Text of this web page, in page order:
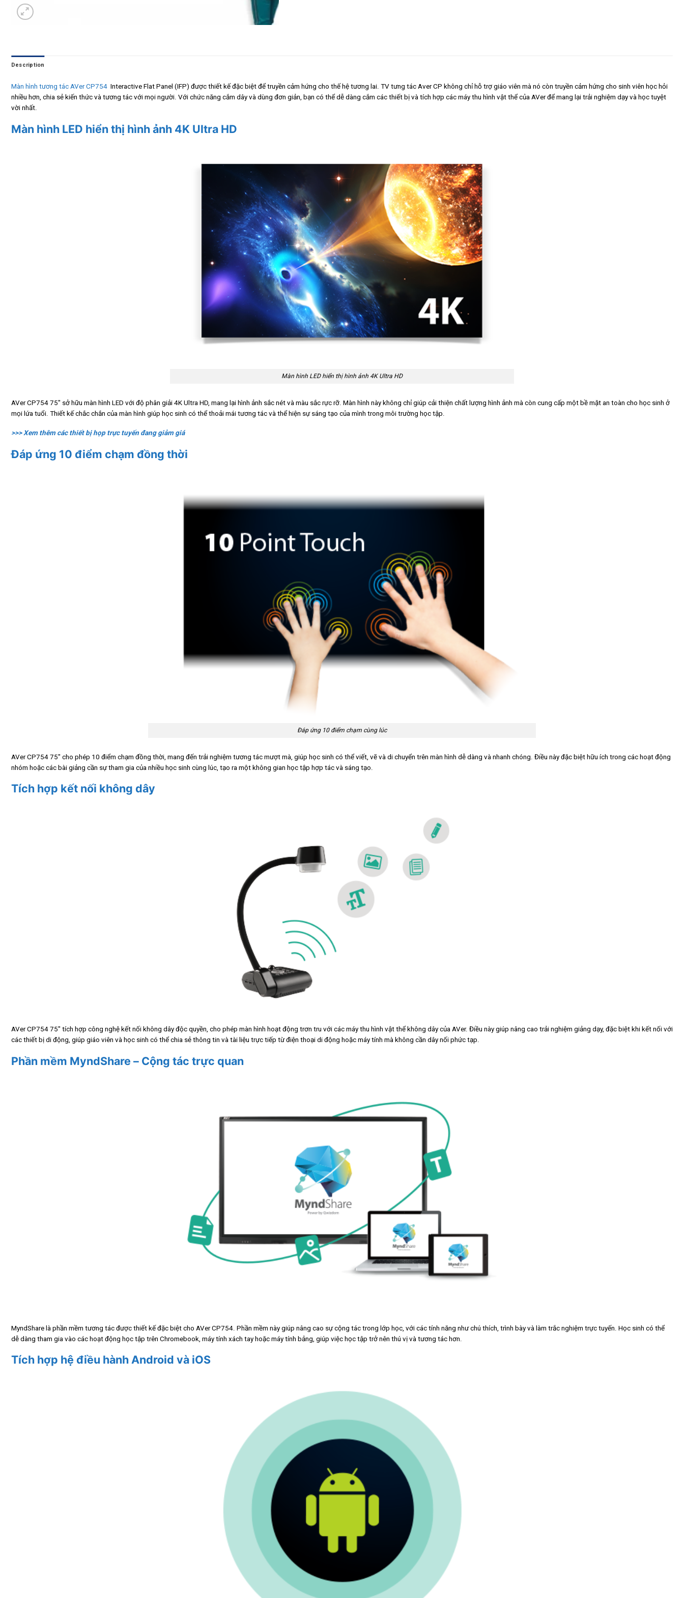
Description
Màn hình tương tác AVer CP754 Interactive Flat Panel (IFP) được thiết kế đặc biệt để truyền cảm hứng cho thế hệ tương lai. TV tưng tác Aver CP không chỉ hỗ trợ giáo viên mà nó còn truyền cảm hứng cho sinh viên học hỏi
nhiều hơn, chia sẻ kiến thức và tương tác với mọi người. Với chức năng cắm dây và dùng đơn giản, bạn có thể dễ dàng cắm các thiết bị và tích hợp các máy thu hình vật thể của AVer để mang lại trải nghiệm dạy và học tuyệt
vời nhất.
Màn hình LED hiển thị hình ảnh 4K Ultra HD
Màn hình LED hiển thị hình ảnh 4K Ultra HD
AVer CP754 75″ sở hữu màn hình LED với độ phân giải 4K Ultra HD, mang lại hình ảnh sắc nét và màu sắc rực rỡ. Màn hình này không chỉ giúp cải thiện chất lượng hình ảnh mà còn cung cấp một bề mặt an toàn cho học sinh ở
mọi lứa tuổi. Thiết kế chắc chắn của màn hình giúp học sinh có thể thoải mái tương tác và thể hiện sự sáng tạo của mình trong môi trường học tập.
>>> Xem thêm các thiết bị họp trực tuyến đang giảm giá
Đáp ứng 10 điểm chạm đồng thời
Đáp ứng 10 điểm chạm cùng lúc
AVer CP754 75″ cho phép 10 điểm chạm đồng thời, mang đến trải nghiệm tương tác mượt mà, giúp học sinh có thể viết, vẽ và di chuyển trên màn hình dễ dàng và nhanh chóng. Điều này đặc biệt hữu ích trong các hoạt động
nhóm hoặc các bài giảng cần sự tham gia của nhiều học sinh cùng lúc, tạo ra một không gian học tập hợp tác và sáng tạo.
Tích hợp kết nối không dây
AVer CP754 75″ tích hợp công nghệ kết nối không dây độc quyền, cho phép màn hình hoạt động trơn tru với các máy thu hình vật thể không dây của AVer. Điều này giúp nâng cao trải nghiệm giảng dạy, đặc biệt khi kết nối với
các thiết bị di động, giúp giáo viên và học sinh có thể chia sẻ thông tin và tài liệu trực tiếp từ điện thoại di động hoặc máy tính mà không cần dây nối phức tạp.
Phần mềm MyndShare – Cộng tác trực quan
MyndShare là phần mềm tương tác được thiết kế đặc biệt cho AVer CP754. Phần mềm này giúp nâng cao sự cộng tác trong lớp học, với các tính năng như chú thích, trình bày và làm trắc nghiệm trực tuyến. Học sinh có thể
dễ dàng tham gia vào các hoạt động học tập trên Chromebook, máy tính xách tay hoặc máy tính bảng, giúp việc học tập trở nên thú vị và tương tác hơn.
Tích hợp hệ điều hành Android và iOS